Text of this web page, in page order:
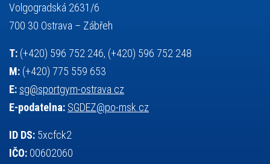
výuka všesportovní výcvikový kurz
základy společenských věd
Volgogradská 2631/6
700 30 Ostrava – Zábřeh
T: (+420) 596 752 246, (+420) 596 752 248
M: (+420) 775 559 653
E: sg@sportgym-ostrava.cz
E-podatelna: SGDEZ@po-msk.cz
ID DS: 5xcfck2
IČO: 00602060